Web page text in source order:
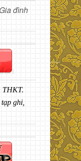
đình
THKT.
ghi,